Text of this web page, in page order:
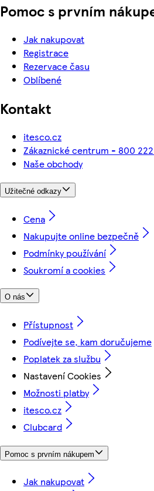
Pomoc s prvním
Jak nakupovat
Registrace
Rezervace času
Oblíbené
Kontakt
itesco.cz
Zákaznické centrum - 800
Naše obchody
Užitečné odkazy
Cena
Nakupujte online bezpečně
Podmínky používání
Soukromí a cookies
O nás
Přístupnost
Podívejte se, kam doručujeme
Poplatek za službu
Nastavení Cookies
Možnosti platby
itesco.cz
Clubcard
Pomoc s prvním nákupem
Jak nakupovat